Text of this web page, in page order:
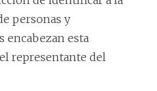
personas y
encabezan esta
representante del